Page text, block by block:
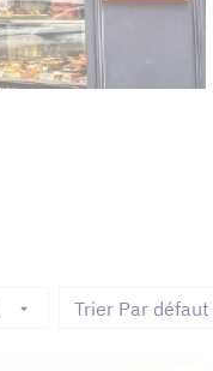
Trier Par défaut